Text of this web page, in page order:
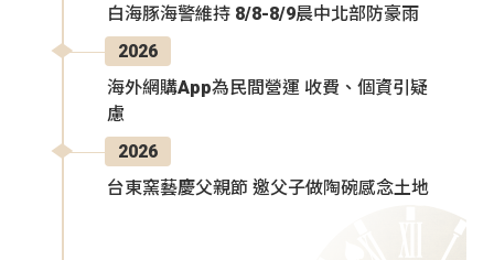
白海豚海警維持 8/8-8/9晨中北部防豪雨
2026
海外網購App為民間營運 收費、個資引疑
慮
2026
台東窯藝慶父親節 邀父子做陶碗感念土地